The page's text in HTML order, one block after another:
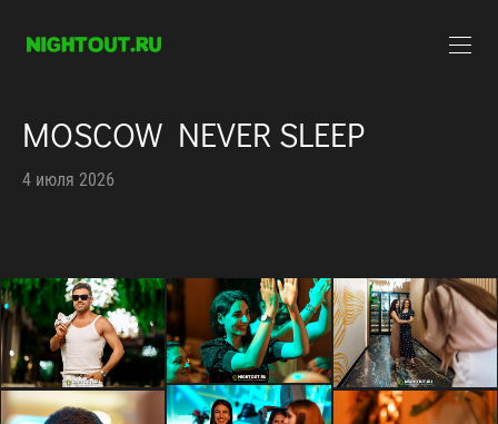
MOSCOW NEVER SLEEP
4 июля 2026